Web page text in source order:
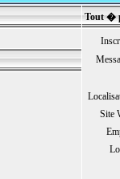
Tout �
Site